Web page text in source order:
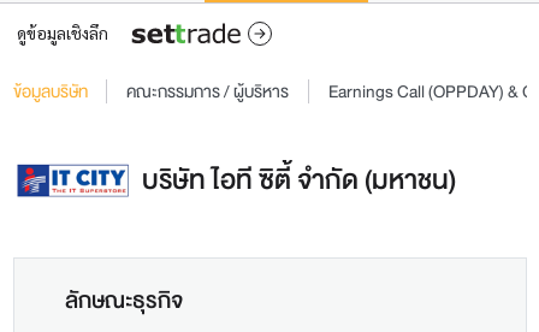
ดูข้อมูลเชิงลึก
ข้อมูลบริษัท คณะกรรมการ / ผู้บริหาร Earnings Call (OPPDAY) &
บริษัท ไอที ซิตี้ จำกัด (มหาชน)
ลักษณะธุรกิจ